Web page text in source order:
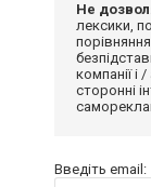
Не
лексики,
компанії і
сторонні
Введіть email: